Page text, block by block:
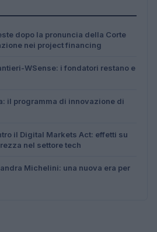
dopo la pronuncia della Corte
nei project financing
WSense: i fondatori restano e
il programma di innovazione di
il Digital Markets Act: effetti su
nel settore tech
Michelini: una nuova era per